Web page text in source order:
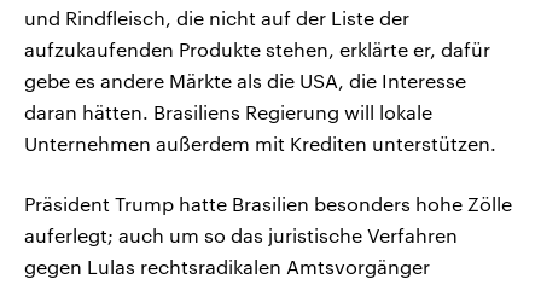
und Rindfleisch, die nicht auf der Liste der
aufzukaufenden Produkte stehen, erklärte er, dafür
gebe es andere Märkte als die USA, die Interesse
daran hätten. Brasiliens Regierung will lokale
Unternehmen außerdem mit Krediten unterstützen.
Präsident Trump hatte Brasilien besonders hohe Zölle
auferlegt; auch um so das juristische Verfahren
gegen Lulas rechtsradikalen Amtsvorgänger